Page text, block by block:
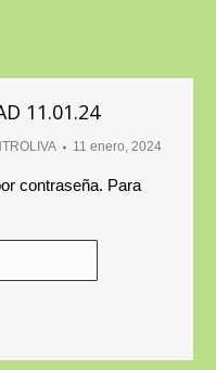
11.01.24
11 enero, 2024
contraseña. Para